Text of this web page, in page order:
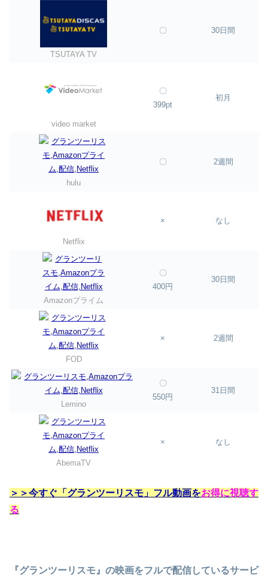
TSUTAYA TV
〇 30日間
video market
〇
399pt
初月
hulu
〇 2週間
Netflix
× なし
Amazonプライム
〇
400円
30日間
FOD
× 2週間
Lemino
〇
550円
31日間
AbemaTV
× なし
＞＞今すぐ「グランツーリスモ」フル動画をお得に視聴す
る
『グランツーリスモ』の映画をフルで配信しているサービ